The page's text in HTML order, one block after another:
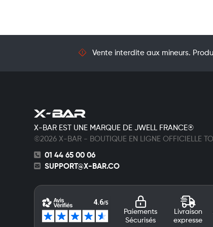
Vente interdite aux mineurs.
X-BAR EST UNE MARQUE DE JWELL FRANCE®
©2026 X-BAR - BOUTIQUE EN LIGNE OFFICIELLE
01 44 65 00 06
SUPPORT@X-BAR.CO
Paiements
Sécurisés
Livraison
expresse